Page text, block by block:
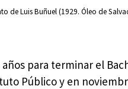
de Luis Buñuel (1929. Óleo de
para terminar el
Público y en